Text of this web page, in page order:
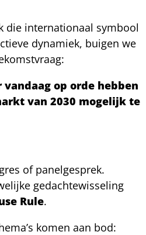
die internationaal symbool
dynamiek, buigen we
op orde hebben
van 2030 mogelijk te
of panelgesprek.
gedachtewisseling
Rule.
komen aan bod: